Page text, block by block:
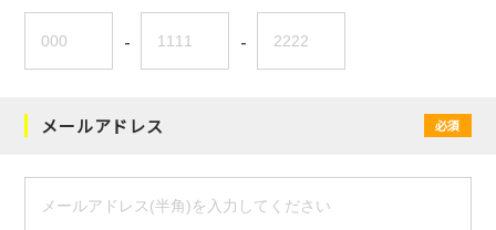
- -
メールアドレス 必須